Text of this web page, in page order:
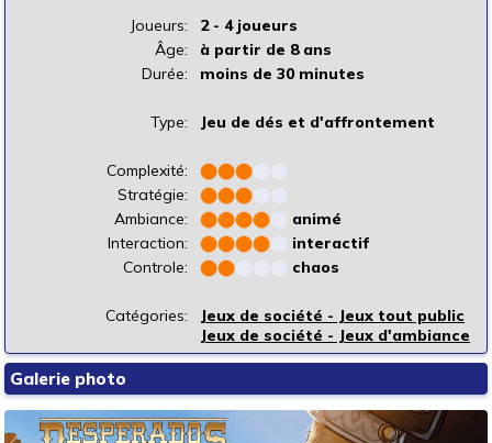
Joueurs:
2 - 4 joueurs
Âge:
à partir de 8 ans
Durée:
moins de 30 minutes
Type: Jeu de dés et d'affrontement
Complexité: ⬤⬤⬤
Stratégie:
⬤⬤⬤
Ambiance:
⬤⬤⬤⬤
animé
Interaction:
⬤⬤⬤⬤
interactif
Controle:
⬤⬤ chaos
Catégories:
Jeux de société - Jeux tout public
Jeux de société - Jeux d'ambiance
Galerie photo